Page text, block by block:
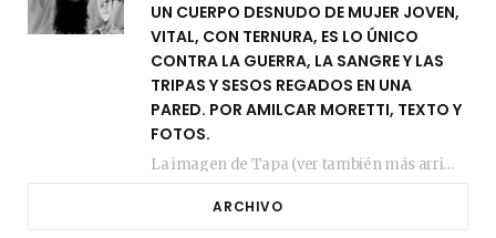
UN CUERPO DESNUDO DE MUJER JOVEN,
VITAL, CON TERNURA, ES LO ÚNICO
CONTRA LA GUERRA, LA SANGRE Y LAS
TRIPAS Y SESOS REGADOS EN UNA
PARED. POR AMILCAR MORETTI, TEXTO Y
FOTOS.
La imagen de Tapa (ver también más arriba) fue compuesta en estos días de febrero…
ARCHIVO